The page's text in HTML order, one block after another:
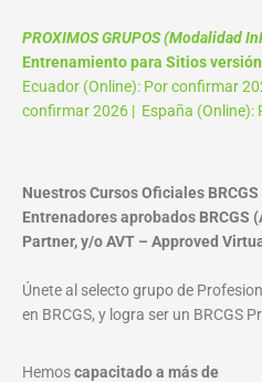
PROXIMOS GRUPOS (Modalidad
Entrenamiento para Sitios
Ecuador (Online): Por confirmar
confirmar 2026 | España (Online):
Nuestros Cursos Oficiales
Entrenadores aprobados BRCGS
Partner, y/o AVT – Approved
Únete al selecto grupo de
en BRCGS, y logra ser un BRCGS
Hemoscapacitado a más de